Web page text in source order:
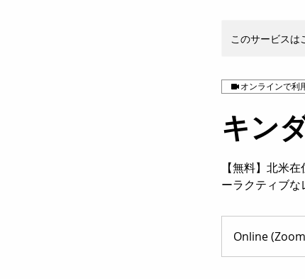
このサービスは
オンラインで利
キン
【無料】北米
ーラクティブな
Online